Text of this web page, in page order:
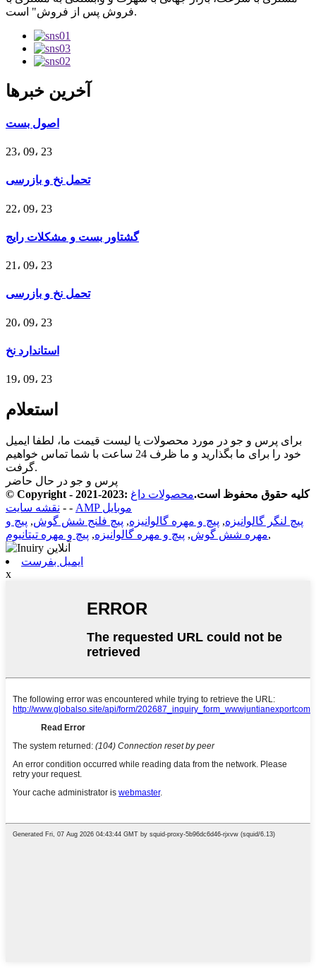
فروش پس از فروش" است.
آخرین خبرها
اصول بست
23، 09، 23
تحمل نخ و بازرسی
22، 09، 23
گشتاور بست و مشکلات رایج
21، 09، 23
تحمل نخ و بازرسی
20، 09، 23
استاندارد نخ
19، 09، 23
استعلام
برای پرس و جو در مورد محصولات یا لیست قیمت ما، لطفا ایمیل
خود را برای ما بگذارید و ما ظرف 24 ساعت با شما تماس خواهیم
گرفت.
پرس و جو در حال حاضر
© Copyright - 2021-2023: کلیه حقوق محفوظ است. محصولات داغ
- نقشه سایت -
AMP موبایل
پیچ لنگر گالوانیزه, پیچ و مهره گالوانیزه, پیچ فلنج شش گوش, پیچ و
مهره شش گوش, پیچ و مهره گالوانیزه, پیچ و مهره تیتانیوم ,
ایمیل بفرست
x